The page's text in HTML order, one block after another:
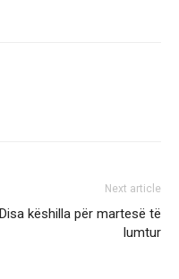
Next article
Disa këshilla për martesë të
lumtur